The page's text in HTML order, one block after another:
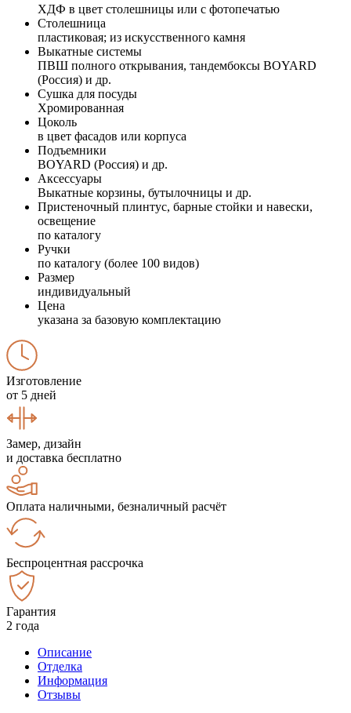
ХДФ в цвет столешницы или с фотопечатью
Столешница
пластиковая; из искусственного камня
Выкатные системы
ПВШ полного открывания, тандембоксы BOYARD
(Россия) и др.
Сушка для посуды
Хромированная
Цоколь
в цвет фасадов или корпуса
Подъемники
BOYARD (Россия) и др.
Аксессуары
Выкатные корзины, бутылочницы и др.
Пристеночный плинтус, барные стойки и навески,
освещение
по каталогу
Ручки
по каталогу (более 100 видов)
Размер
индивидуальный
Цена
указана за базовую комплектацию
Изготовление
от 5 дней
Замер, дизайн
и доставка бесплатно
Оплата наличными, безналичный расчёт
Беспроцентная рассрочка
Гарантия
2 года
Описание
Отделка
Информация
Отзывы